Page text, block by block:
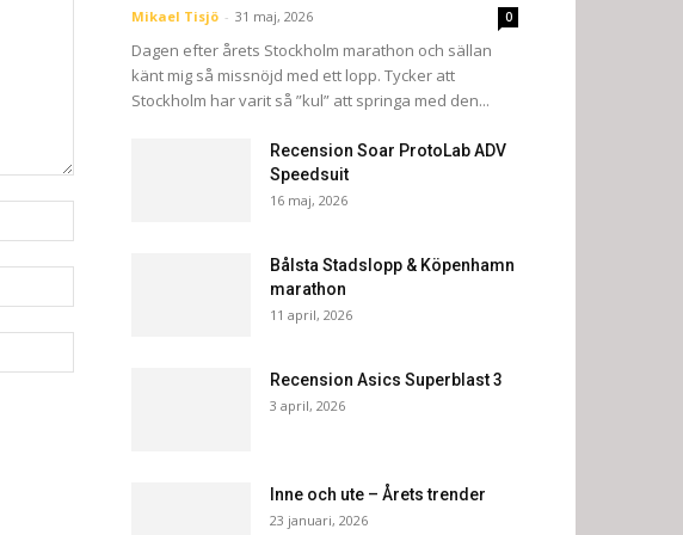
Mikael Tisjö - 31 maj, 2026 0
Dagen efter årets Stockholm marathon och sällan
känt mig så missnöjd med ett lopp. Tycker att
Stockholm har varit så ”kul” att springa med den...
Recension Soar ProtoLab ADV
Speedsuit
16 maj, 2026
Bålsta Stadslopp & Köpenhamn
marathon
11 april, 2026
Recension Asics Superblast 3
3 april, 2026
Inne och ute – Årets trender
23 januari, 2026